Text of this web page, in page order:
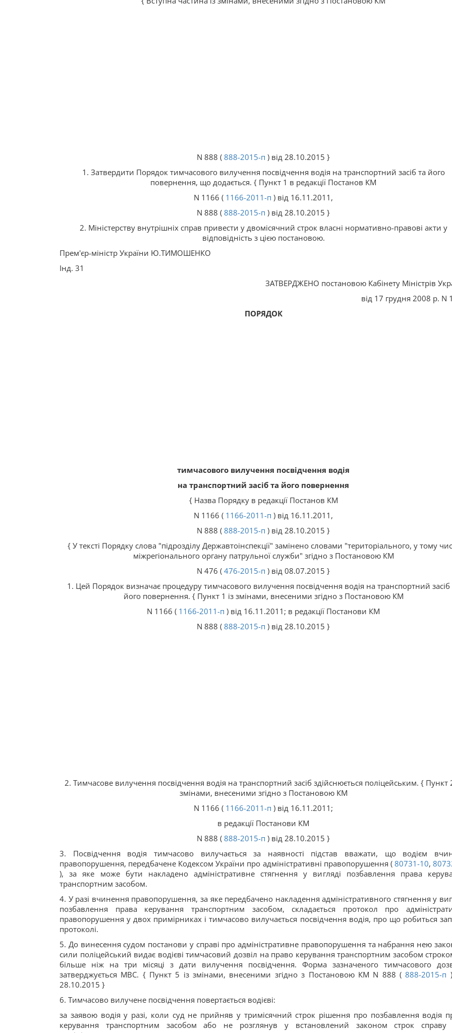
N 888 ( 888-2015-п ) від 28.10.2015 }
1. Затвердити Порядок тимчасового вилучення посвідчення водія на транспортний засіб та його
повернення, що додається. { Пункт 1 в редакції Постанов КМ
N 1166 ( 1166-2011-п ) від 16.11.2011,
N 888 ( 888-2015-п ) від 28.10.2015 }
2. Міністерству внутрішніх справ привести у двомісячний строк власні нормативно-правові акти у
відповідність з цією постановою.
Прем'єр-міністр України Ю.ТИМОШЕНКО
Інд. 31
ЗАТВЕРДЖЕНО постановою Кабінету Міністрів
від 17 грудня 2008 р. N
ПОРЯДОК
тимчасового вилучення посвідчення водія
на транспортний засіб та його повернення
{ Назва Порядку в редакції Постанов КМ
N 1166 ( 1166-2011-п ) від 16.11.2011,
N 888 ( 888-2015-п ) від 28.10.2015 }
{ У тексті Порядку слова "підрозділу Державтоінспекції" замінено словами "територіального, у тому
міжрегіонального органу патрульної служби" згідно з Постановою КМ
N 476 ( 476-2015-п ) від 08.07.2015 }
1. Цей Порядок визначає процедуру тимчасового вилучення посвідчення водія на транспортний засіб
його повернення. { Пункт 1 із змінами, внесеними згідно з Постановою КМ
N 1166 ( 1166-2011-п ) від 16.11.2011; в редакції Постанови КМ
N 888 ( 888-2015-п ) від 28.10.2015 }
2. Тимчасове вилучення посвідчення водія на транспортний засіб здійснюється поліцейським. { Пункт
змінами, внесеними згідно з Постановою КМ
N 1166 ( 1166-2011-п ) від 16.11.2011;
в редакції Постанови КМ
N 888 ( 888-2015-п ) від 28.10.2015 }
3. Посвідчення водія тимчасово вилучається за наявності підстав вважати, що водієм
правопорушення, передбачене Кодексом України про адміністративні правопорушення ( 80731-10,
), за яке може бути накладено адміністративне стягнення у вигляді позбавлення права
транспортним засобом.
4. У разі вчинення правопорушення, за яке передбачено накладення адміністративного стягнення у
позбавлення права керування транспортним засобом, складається протокол про
правопорушення у двох примірниках і тимчасово вилучається посвідчення водія, про що робиться
протоколі.
5. До винесення судом постанови у справі про адміністративне правопорушення та набрання нею
сили поліцейський видає водієві тимчасовий дозвіл на право керування транспортним засобом
більше ніж на три місяці з дати вилучення посвідчення. Форма зазначеного тимчасового
затверджується МВС. { Пункт 5 із змінами, внесеними згідно з Постановою КМ N 888 (888-2015-п
28.10.2015 }
6. Тимчасово вилучене посвідчення повертається водієві:
за заявою водія у разі, коли суд не прийняв у тримісячний строк рішення про позбавлення водія
керування транспортним засобом або не розглянув у встановлений законом строк справу